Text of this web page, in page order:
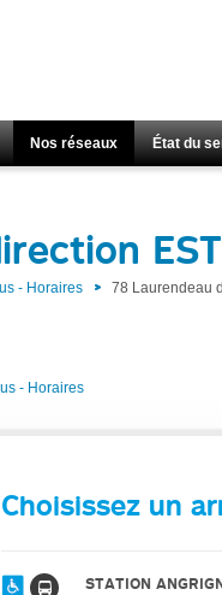
Nos réseaux État du
EST
- Horaires 78 Laurendeau
- Horaires
Choisissez un
STATION